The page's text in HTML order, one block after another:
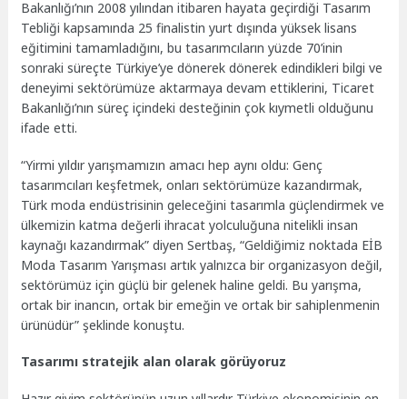
Bakanlığı’nın 2008 yılından itibaren hayata geçirdiği Tasarım
Tebliği kapsamında 25 finalistin yurt dışında yüksek lisans
eğitimini tamamladığını, bu tasarımcıların yüzde 70’inin
sonraki süreçte Türkiye’ye dönerek dönerek edindikleri bilgi ve
deneyimi sektörümüze aktarmaya devam ettiklerini, Ticaret
Bakanlığı’nın süreç içindeki desteğinin çok kıymetli olduğunu
ifade etti.
“Yirmi yıldır yarışmamızın amacı hep aynı oldu: Genç
tasarımcıları keşfetmek, onları sektörümüze kazandırmak,
Türk moda endüstrisinin geleceğini tasarımla güçlendirmek ve
ülkemizin katma değerli ihracat yolculuğuna nitelikli insan
kaynağı kazandırmak” diyen Sertbaş, “Geldiğimiz noktada EİB
Moda Tasarım Yarışması artık yalnızca bir organizasyon değil,
sektörümüz için güçlü bir gelenek haline geldi. Bu yarışma,
ortak bir inancın, ortak bir emeğin ve ortak bir sahiplenmenin
ürünüdür” şeklinde konuştu.
Tasarımı stratejik alan olarak görüyoruz